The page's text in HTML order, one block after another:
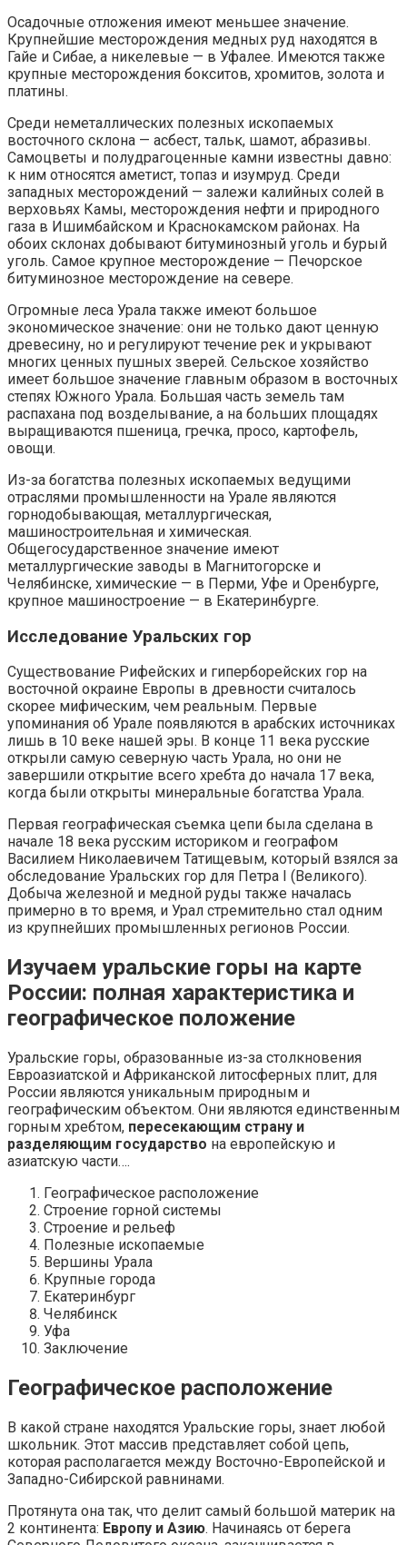
Осадочные отложения имеют меньшее значение.
Крупнейшие месторождения медных руд находятся в
Гайе и Сибае, а никелевые — в Уфалее. Имеются также
крупные месторождения бокситов, хромитов, золота и
платины.
Среди неметаллических полезных ископаемых
восточного склона — асбест, тальк, шамот, абразивы.
Самоцветы и полудрагоценные камни известны давно:
к ним относятся аметист, топаз и изумруд. Среди
западных месторождений — залежи калийных солей в
верховьях Камы, месторождения нефти и природного
газа в Ишимбайском и Краснокамском районах. На
обоих склонах добывают битуминозный уголь и бурый
уголь. Самое крупное месторождение — Печорское
битуминозное месторождение на севере.
Огромные леса Урала также имеют большое
экономическое значение: они не только дают ценную
древесину, но и регулируют течение рек и укрывают
многих ценных пушных зверей. Сельское хозяйство
имеет большое значение главным образом в восточных
степях Южного Урала. Большая часть земель там
распахана под возделывание, а на больших площадях
выращиваются пшеница, гречка, просо, картофель,
овощи.
Из-за богатства полезных ископаемых ведущими
отраслями промышленности на Урале являются
горнодобывающая, металлургическая,
машиностроительная и химическая.
Общегосударственное значение имеют
металлургические заводы в Магнитогорске и
Челябинске, химические — в Перми, Уфе и Оренбурге,
крупное машиностроение — в Екатеринбурге.
Исследование Уральских гор
Существование Рифейских и гиперборейских гор на
восточной окраине Европы в древности считалось
скорее мифическим, чем реальным. Первые
упоминания об Урале появляются в арабских источниках
лишь в 10 веке нашей эры. В конце 11 века русские
открыли самую северную часть Урала, но они не
завершили открытие всего хребта до начала 17 века,
когда были открыты минеральные богатства Урала.
Первая географическая съемка цепи была сделана в
начале 18 века русским историком и географом
Василием Николаевичем Татищевым, который взялся за
обследование Уральских гор для Петра I (Великого).
Добыча железной и медной руды также началась
примерно в то время, и Урал стремительно стал одним
из крупнейших промышленных регионов России.
Изучаем уральские горы на карте
России: полная характеристика и
географическое положение
Уральские горы, образованные из-за столкновения
Евроазиатской и Африканской литосферных плит, для
России являются уникальным природным и
географическим объектом. Они являются единственным
горным хребтом, пересекающим страну и
разделяющим государство на европейскую и
азиатскую части….
Географическое расположение
Строение горной системы
Строение и рельеф
Полезные ископаемые
Вершины Урала
Крупные города
Екатеринбург
Челябинск
Уфа
Заключение
Географическое расположение
В какой стране находятся Уральские горы, знает любой
школьник. Этот массив представляет собой цепь,
которая располагается между Восточно-Европейской и
Западно-Сибирской равнинами.
Протянута она так, что делит самый большой материк на
2 континента: Европу и Азию. Начинаясь от берега